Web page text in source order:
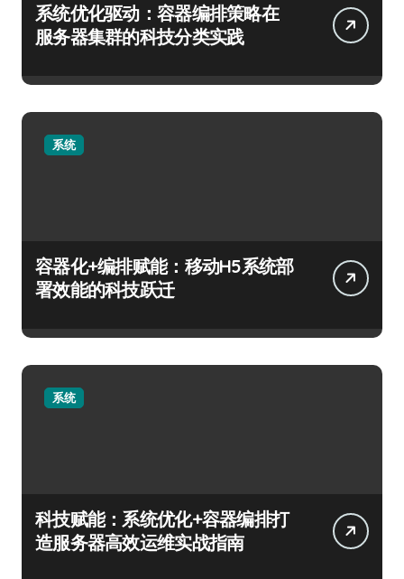
系统优化驱动：容器编排策略在
服务器集群的科技分类实践
系统
容器化+编排赋能：移动H5系统部
署效能的科技跃迁
系统
科技赋能：系统优化+容器编排打
造服务器高效运维实战指南